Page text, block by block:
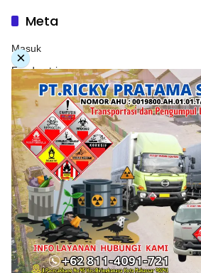
Meta
Masuk
Feed entri
Feed komentar
WordPress.org
Copyright © 2026. PT. Herwandy
rights reserve
×